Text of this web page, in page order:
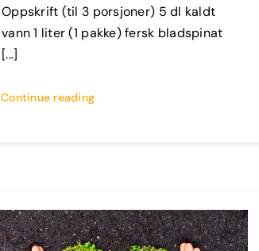
Oppskrift (til 3 porsjoner) 5 dl kaldt
vann 1 liter (1 pakke) fersk bladspinat
[...]
Continue reading